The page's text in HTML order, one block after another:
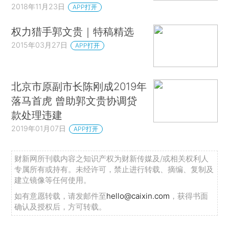
2018年11月23日 APP打开
权力猎手郭文贵｜特稿精选
2015年03月27日 APP打开
北京市原副市长陈刚成2019年
落马首虎 曾助郭文贵协调贷
款处理违建
2019年01月07日 APP打开
财新网所刊载内容之知识产权为财新传媒及/或相关权利人
专属所有或持有。未经许可，禁止进行转载、摘编、复制及
建立镜像等任何使用。
如有意愿转载，请发邮件至hello@caixin.com ，获得书面
确认及授权后，方可转载。